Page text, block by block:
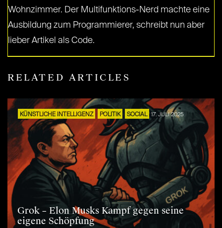
Wohnzimmer. Der Multifunktions-Nerd machte eine
Ausbildung zum Programmierer, schreibt nun aber
lieber Artikel als Code.
RELATED ARTICLES
KÜNSTLICHE INTELLIGENZ POLITIK SOCIAL 17. JULI 2025
Grok – Elon Musks Kampf gegen seine
eigene Schöpfung